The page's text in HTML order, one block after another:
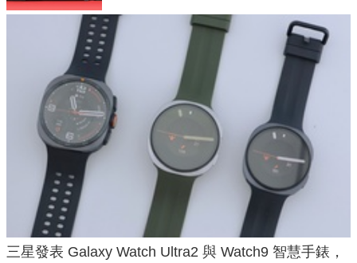
三星發表 Galaxy Watch Ultra2 與 Watch9 智慧手錶，